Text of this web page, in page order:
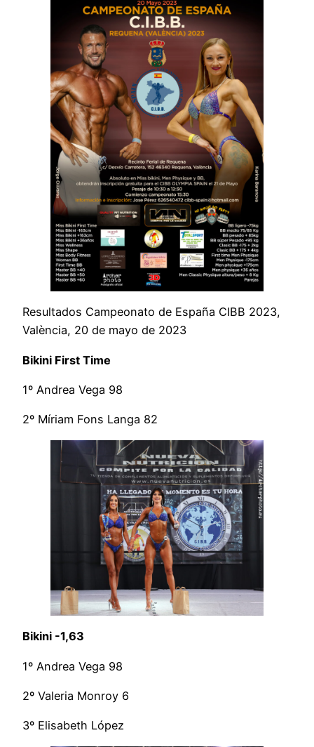
Resultados Campeonato de España CIBB 2023,
València, 20 de mayo de 2023
Bikini First Time
1º Andrea Vega 98
2º Míriam Fons Langa 82
Bikini -1,63
1º Andrea Vega 98
2º Valeria Monroy 6
3º Elisabeth López